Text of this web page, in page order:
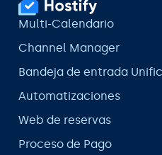
Multi-Calendario
Channel Manager
Bandeja de entrada
Automatizaciones
Web de reservas
Proceso de Pago